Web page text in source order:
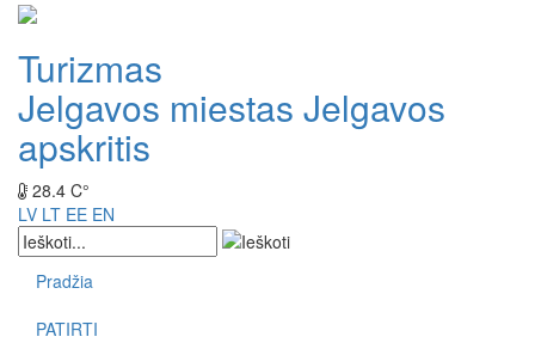
Turizmas
Jelgavos miestas Jelgavos
apskritis
28.4 C°
LV LT EE EN
Pradžia
PATIRTI